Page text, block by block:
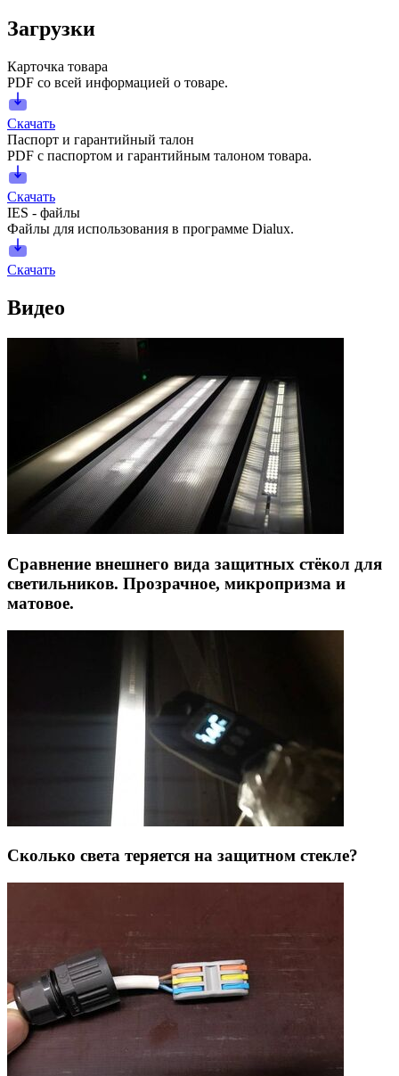
Загрузки
Карточка товара
PDF со всей информацией о товаре.
Скачать
Паспорт и гарантийный талон
PDF с паспортом и гарантийным талоном товара.
Скачать
IES - файлы
Файлы для использования в программе Dialux.
Скачать
Видео
Сравнение внешнего вида защитных стёкол для
светильников. Прозрачное, микропризма и
матовое.
Сколько света теряется на защитном стекле?